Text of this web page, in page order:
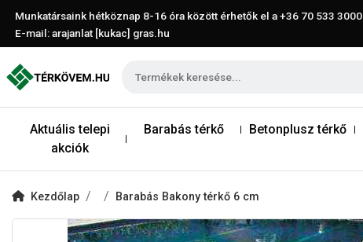
Munkatársaink hétköznap 8-16 óra között érhetők el a+36 70 533 3000
E-mail: arajanlat [kukac] gras.hu
Aktuális telepi
akciók
Barabás térkő Betonplusz térkő
Kezdőlap Barabás Bakony térkő 6 cm